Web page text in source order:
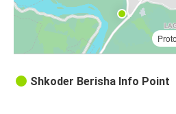
Shkoder Berisha Info Point